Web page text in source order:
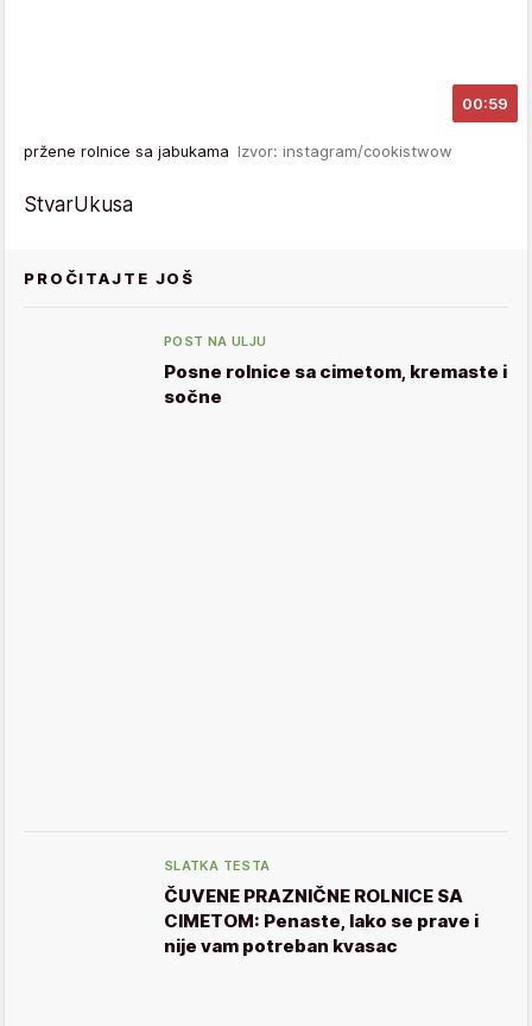
00:59
pržene rolnice sa jabukama Izvor: instagram/cookistwow
StvarUkusa
PROČITAJTE JOŠ
POST NA ULJU
Posne rolnice sa cimetom, kremaste i
sočne
SLATKA TESTA
ČUVENE PRAZNIČNE ROLNICE SA
CIMETOM: Penaste, lako se prave i
nije vam potreban kvasac